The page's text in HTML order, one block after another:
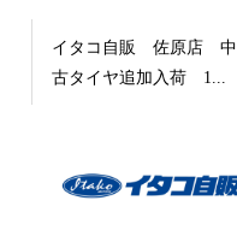
イタコ自販 佐原店 中
古タイヤ追加入荷 1...